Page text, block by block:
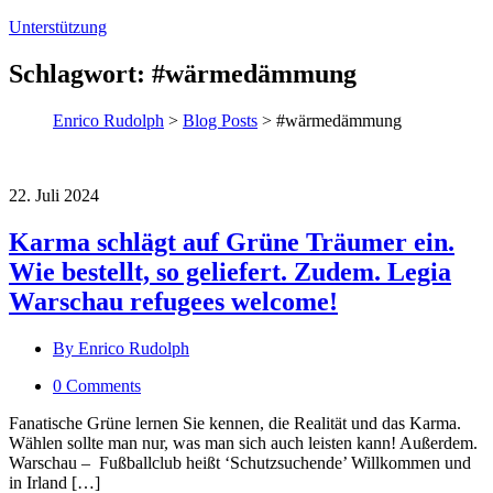
Unterstützung
Schlagwort: #wärmedämmung
Enrico Rudolph > Blog Posts > #wärmedämmung
22. Juli 2024
Karma schlägt auf Grüne Träumer ein.
Wie bestellt, so geliefert. Zudem. Legia
Warschau refugees welcome!
By Enrico Rudolph
0 Comments
Fanatische Grüne lernen Sie kennen, die Realität und das Karma.
Wählen sollte man nur, was man sich auch leisten kann! Außerdem.
Warschau – Fußballclub heißt ‘Schutzsuchende’ Willkommen und
in Irland […]